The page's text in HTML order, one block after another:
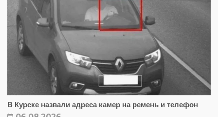
В Курске назвали адреса камер на ремень и телефон